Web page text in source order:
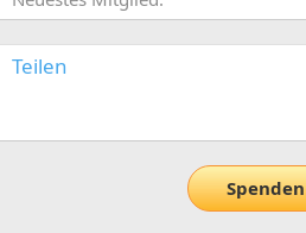
Teilen
Spenden